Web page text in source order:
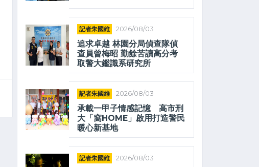
記者朱國維 2026/08/03
追求卓越 林園分局偵查隊偵
查員曾梅昭 勤餘苦讀高分考
取警大鑑識系研究所
記者朱國維 2026/08/03
承載一甲子情感記憶 高市刑
大「窩HOME」啟用打造警民
暖心新基地
記者朱國維 2026/08/03